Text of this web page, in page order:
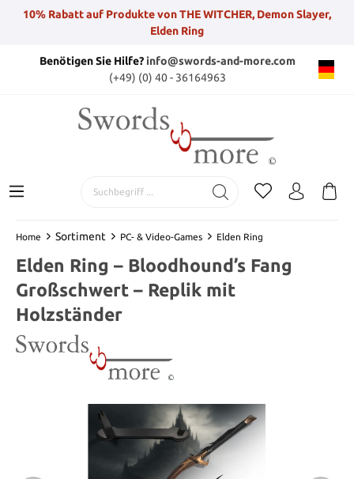
10% Rabatt auf Produkte von THE WITCHER, Demon Slayer,
Elden Ring
Benötigen Sie Hilfe?info@swords-and-more.com
(+49) (0) 40 - 36164963
Home Sortiment PC- & Video-Games Elden Ring
Elden Ring – Bloodhound’s Fang
Großschwert – Replik mit
Holzständer